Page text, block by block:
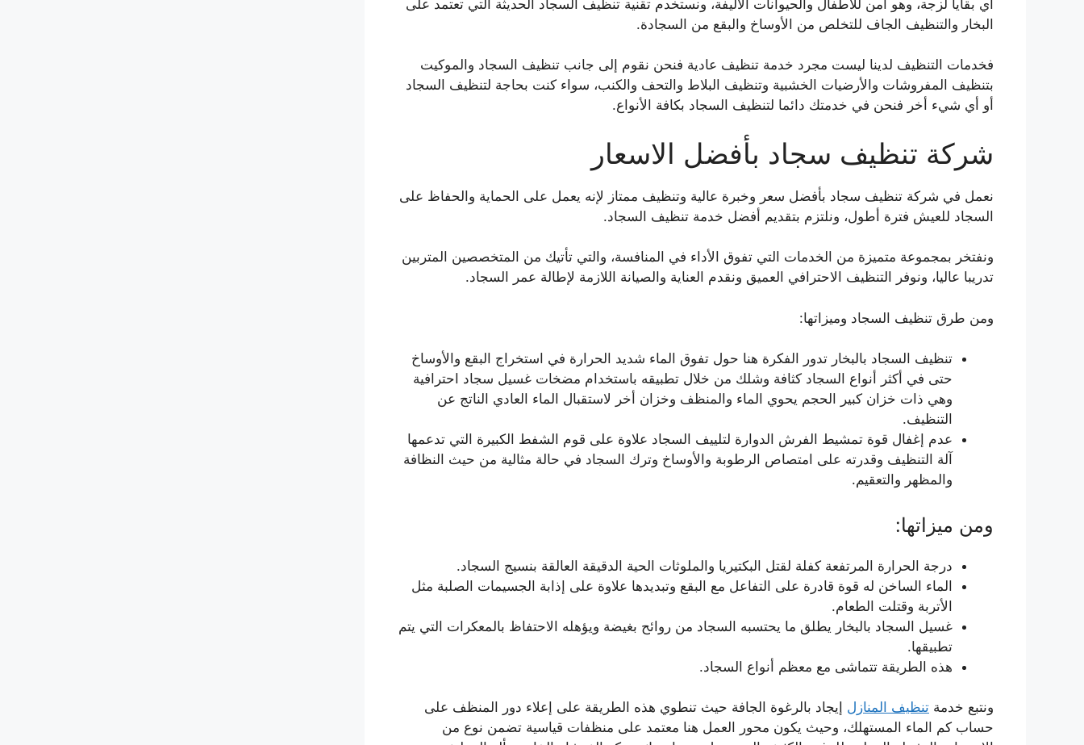
أي بقايا لزجة، وهو آمن للأطفال والحيوانات الأليفة، ونستخدم تقنية تنظيف السجاد الحديثة التي تعتمد على
البخار والتنظيف الجاف للتخلص من الأوساخ والبقع من السجادة.
فخدمات التنظيف لدينا ليست مجرد خدمة تنظيف عادية فنحن نقوم إلى جانب تنظيف السجاد والموكيت
بتنظيف المفروشات والأرضيات الخشبية وتنظيف البلاط والتحف والكنب، سواء كنت بحاجة لتنظيف السجاد
أو أي شيء أخر فنحن في خدمتك دائما لتنظيف السجاد بكافة الأنواع.
شركة تنظيف سجاد بأفضل الاسعار
نعمل في شركة تنظيف سجاد بأفضل سعر وخبرة عالية وتنظيف ممتاز لإنه يعمل على الحماية والحفاظ على
السجاد للعيش فترة أطول، ونلتزم بتقديم أفضل خدمة تنظيف السجاد.
ونفتخر بمجموعة متميزة من الخدمات التي تفوق الأداء في المنافسة، والتي تأتيك من المتخصصين المتربين
تدريبا عاليا، ونوفر التنظيف الاحترافي العميق ونقدم العناية والصيانة اللازمة لإطالة عمر السجاد.
ومن طرق تنظيف السجاد وميزاتها:
تنظيف السجاد بالبخار تدور الفكرة هنا حول تفوق الماء شديد الحرارة في استخراج البقع والأوساخ
حتى في أكثر أنواع السجاد كثافة وشلك من خلال تطبيقه باستخدام مضخات غسيل سجاد احترافية
وهي ذات خزان كبير الحجم يحوي الماء والمنظف وخزان أخر لاستقبال الماء العادي الناتج عن
التنظيف.
عدم إغفال قوة تمشيط الفرش الدوارة لتلييف السجاد علاوة على قوم الشفط الكبيرة التي تدعمها
آلة التنظيف وقدرته على امتصاص الرطوبة والأوساخ وترك السجاد في حالة مثالية من حيث النظافة
والمظهر والتعقيم.
ومن ميزاتها:
درجة الحرارة المرتفعة كفلة لقتل البكتيريا والملوثات الحية الدقيقة العالقة بنسيج السجاد.
الماء الساخن له قوة قادرة على التفاعل مع البقع وتبديدها علاوة على إذابة الجسيمات الصلبة مثل
الأتربة وقتلت الطعام.
غسيل السجاد بالبخار يطلق ما يحتسبه السجاد من روائح بغيضة ويؤهله الاحتفاظ بالمعكرات التي يتم
تطبيقها.
هذه الطريقة تتماشى مع معظم أنواع السجاد.
ونتبع خدمة تنظيف المنازل إيجاد بالرغوة الجافة حيث تنطوي هذه الطريقة على إعلاء دور المنظف على
حساب كم الماء المستهلك، وحيث يكون محور العمل هنا معتمد على منظفات قياسية تضمن نوع من